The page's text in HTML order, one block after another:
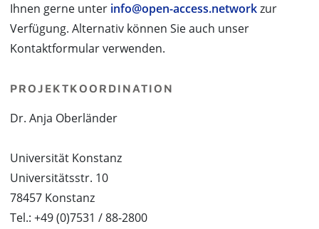
Ihnen gerne unter info@open-access.networkzur
Verfügung. Alternativ können Sie auch unser
Kontaktformular verwenden.
PROJEKTKOORDINATION
Dr. Anja Oberländer
Universität Konstanz
Universitätsstr. 10
78457 Konstanz
Tel.: +49 (0)7531 / 88-2800